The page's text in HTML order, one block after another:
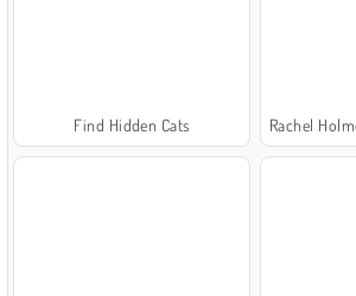
Find Hidden Cats